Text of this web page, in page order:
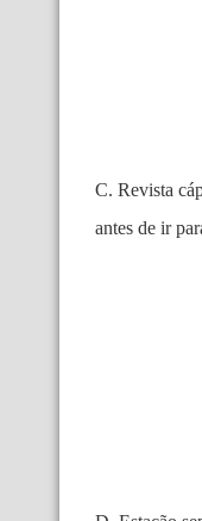
C. Revista
antes de ir